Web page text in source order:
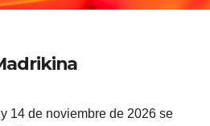
14 de noviembre de 2026 se